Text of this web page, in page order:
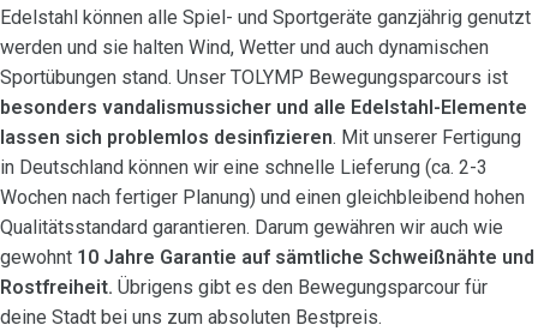
Edelstahl können alle Spiel- und Sportgeräte ganzjährig genutzt
werden und sie halten Wind, Wetter und auch dynamischen
Sportübungen stand. Unser TOLYMP Bewegungsparcours ist
besonders vandalismussicher und alle Edelstahl-Elemente
lassen sich problemlos desinfizieren. Mit unserer Fertigung
in Deutschland können wir eine schnelle Lieferung (ca. 2-3
Wochen nach fertiger Planung) und einen gleichbleibend hohen
Qualitätsstandard garantieren. Darum gewähren wir auch wie
gewohnt 10 Jahre Garantie auf sämtliche Schweißnähte und
Rostfreiheit. Übrigens gibt es den Bewegungsparcour für
deine Stadt bei uns zum absoluten Bestpreis.